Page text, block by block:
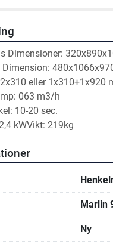
Dimensioner:
Dimension:
eller 1x310+1x920
063 m3/h
10-20 sec.
kWVikt: 219kg
Marlin
Ny